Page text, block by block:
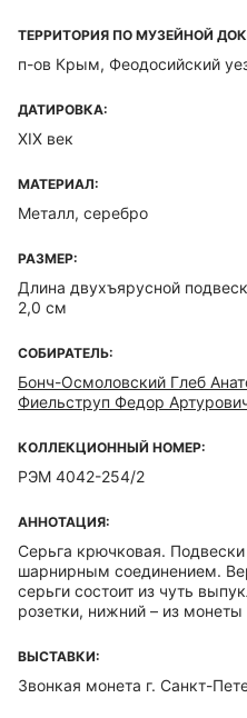
ТЕРРИТОРИЯ ПО МУЗЕЙНОЙ
п-ов Крым, Феодосийский
ДАТИРОВКА:
XIX век
МАТЕРИАЛ:
Металл, серебро
РАЗМЕР:
Длина двухъярусной
2,0 см
СОБИРАТЕЛЬ:
Бонч-Осмоловский Глеб
Фиельструп Федор
КОЛЛЕКЦИОННЫЙ НОМЕР:
РЭМ 4042-254/2
АННОТАЦИЯ:
Серьга крючковая.
шарнирным соединением.
серьги состоит из чуть
розетки, нижний – из
ВЫСТАВКИ:
Звонкая монета г. Санкт-